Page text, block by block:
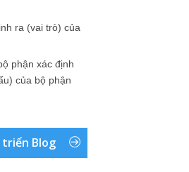
ra (vai trò) của
phận xác định
của bộ phận
Blog